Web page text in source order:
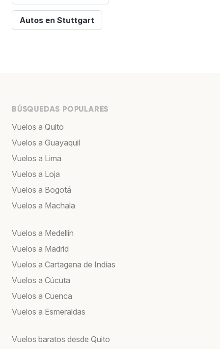
Autos en Stuttgart
BÚSQUEDAS POPULARES
Vuelos a Quito
Vuelos a Guayaquil
Vuelos a Lima
Vuelos a Loja
Vuelos a Bogotá
Vuelos a Machala
Vuelos a Medellín
Vuelos a Madrid
Vuelos a Cartagena de Indias
Vuelos a Cúcuta
Vuelos a Cuenca
Vuelos a Esmeraldas
Vuelos baratos desde Quito